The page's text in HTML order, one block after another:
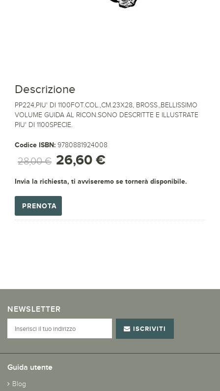
Descrizione
PP224,PIU' DI 1100FOT.COL.,CM.23X28, BROSS.,BELLISSIMO
VOLUME GUIDA AL RICON.SONO DESCRITTE E ILLUSTRATE
PIU' DI 1100SPECIE.
Codice ISBN: 9780881924008
28,00 € 26,60 €
Invia la richiesta, ti avviseremo se tornerà disponibile.
PRENOTA
NEWSLETTER
ISCRIVITI
Guida utente
Blog